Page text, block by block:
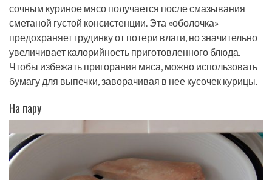
сочным куриное мясо получается после смазывания
сметаной густой консистенции. Эта «оболочка»
предохраняет грудинку от потери влаги, но значительно
увеличивает калорийность приготовленного блюда.
Чтобы избежать пригорания мяса, можно использовать
бумагу для выпечки, заворачивая в нее кусочек курицы.
На пару